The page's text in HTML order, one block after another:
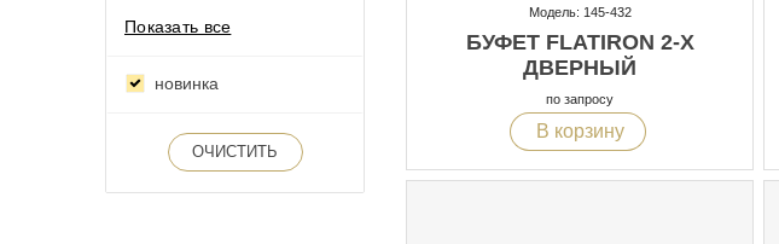
Показать все
новинка
ОЧИСТИТЬ
Модель: 145-432
БУФЕТ FLATIRON 2-Х
ДВЕРНЫЙ
по запросу
В корзину